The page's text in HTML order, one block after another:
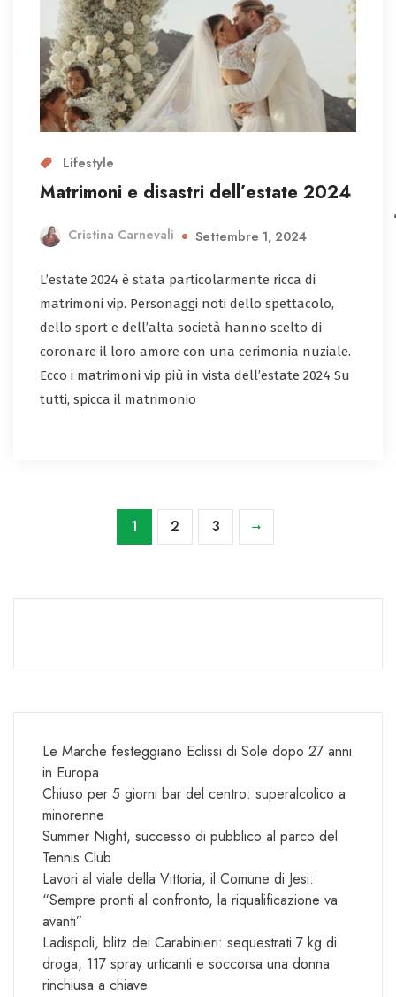
Lifestyle
Matrimoni e disastri dell’estate 2024
Cristina Carnevali Settembre 1, 2024
L’estate 2024 è stata particolarmente ricca di
matrimoni vip. Personaggi noti dello spettacolo,
dello sport e dell’alta società hanno scelto di
coronare il loro amore con una cerimonia nuziale.
Ecco i matrimoni vip più in vista dell’estate 2024 Su
tutti, spicca il matrimonio
1 2 3
Le Marche festeggiano Eclissi di Sole dopo 27 anni
in Europa
Chiuso per 5 giorni bar del centro: superalcolico a
minorenne
Summer Night, successo di pubblico al parco del
Tennis Club
Lavori al viale della Vittoria, il Comune di Jesi:
“Sempre pronti al confronto, la riqualificazione va
avanti”
Ladispoli, blitz dei Carabinieri: sequestrati 7 kg di
droga, 117 spray urticanti e soccorsa una donna
rinchiusa a chiave